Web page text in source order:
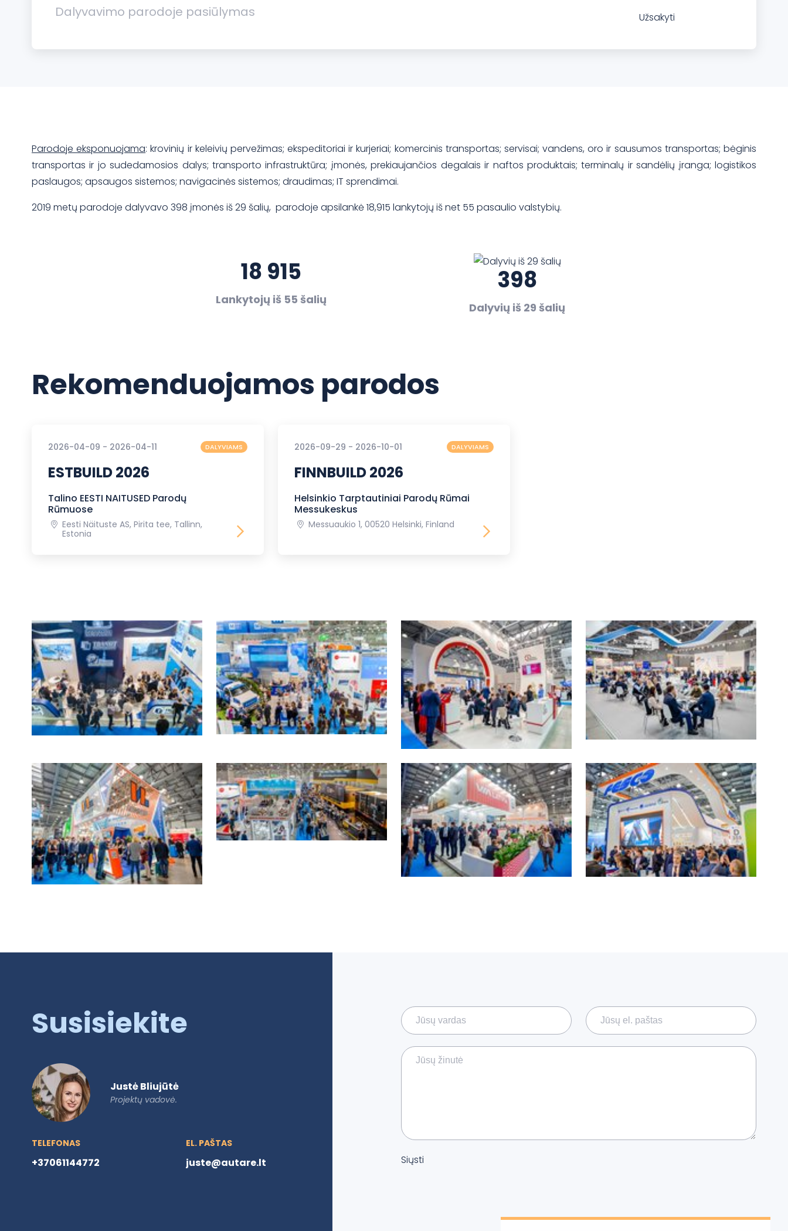
Dalyvavimo parodoje pasiūlymas Užsakyti
Parodoje eksponuojama: krovinių ir keleivių pervežimas; ekspeditoriai ir kurjeriai; komercinis transportas; servisai; vandens, oro ir sausumos transportas; bėginis
transportas ir jo sudedamosios dalys; transporto infrastruktūra; įmonės, prekiaujančios degalais ir naftos produktais; terminalų ir sandėlių įranga; logistikos
paslaugos; apsaugos sistemos; navigacinės sistemos; draudimas; IT sprendimai.
2019 metų parodoje dalyvavo 398 įmonės iš 29 šalių, parodoje apsilankė 18,915 lankytojų iš net 55 pasaulio valstybių.
18 915
Lankytojų iš 55 šalių
398
Dalyvių iš 29 šalių
Rekomenduojamos parodos
2026-04-09 - 2026-04-11 DALYVIAMS
ESTBUILD 2026
Talino EESTI NAITUSED Parodų
Rūmuose
Eesti Näituste AS, Pirita tee, Tallinn,
Estonia
2026-09-29 - 2026-10-01 DALYVIAMS
FINNBUILD 2026
Helsinkio Tarptautiniai Parodų Rūmai
Messukeskus
Messuaukio 1, 00520 Helsinki, Finland
Susisiekite
Justė Bliujūtė
Projektų vadovė.
TELEFONAS
+37061144772
EL. PAŠTAS
juste@autare.lt Siųsti